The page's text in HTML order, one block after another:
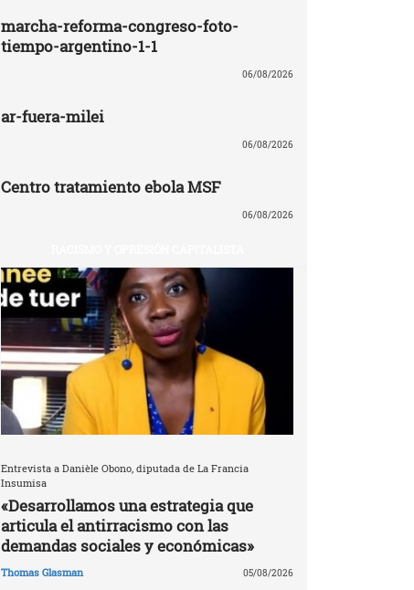
marcha-reforma-congreso-foto-
tiempo-argentino-1-1
06/08/2026
ar-fuera-milei
06/08/2026
Centro tratamiento ebola MSF
06/08/2026
Entrevista a Danièle Obono, diputada de La Francia
Insumisa
«Desarrollamos una estrategia que
articula el antirracismo con las
demandas sociales y económicas»
Thomas Glasman 05/08/2026